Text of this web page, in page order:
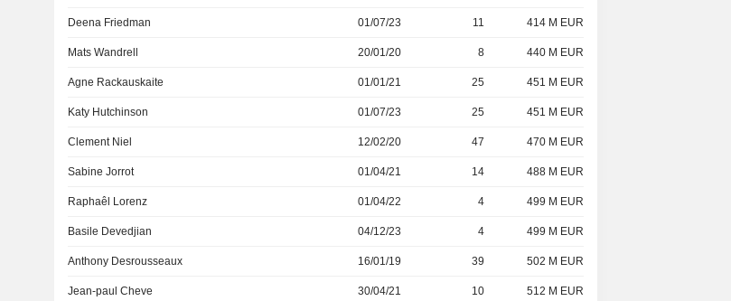
Deena Friedman 01/07/23 11 414 M EUR
Mats Wandrell 20/01/20 8 440 M EUR
Agne Rackauskaite 01/01/21 25 451 M EUR
Katy Hutchinson 01/07/23 25 451 M EUR
Clement Niel 12/02/20 47 470 M EUR
Sabine Jorrot 01/04/21 14 488 M EUR
Raphaêl Lorenz 01/04/22 4 499 M EUR
Basile Devedjian 04/12/23 4 499 M EUR
Anthony Desrousseaux 16/01/19 39 502 M EUR
Jean-paul Cheve 30/04/21 10 512 M EUR